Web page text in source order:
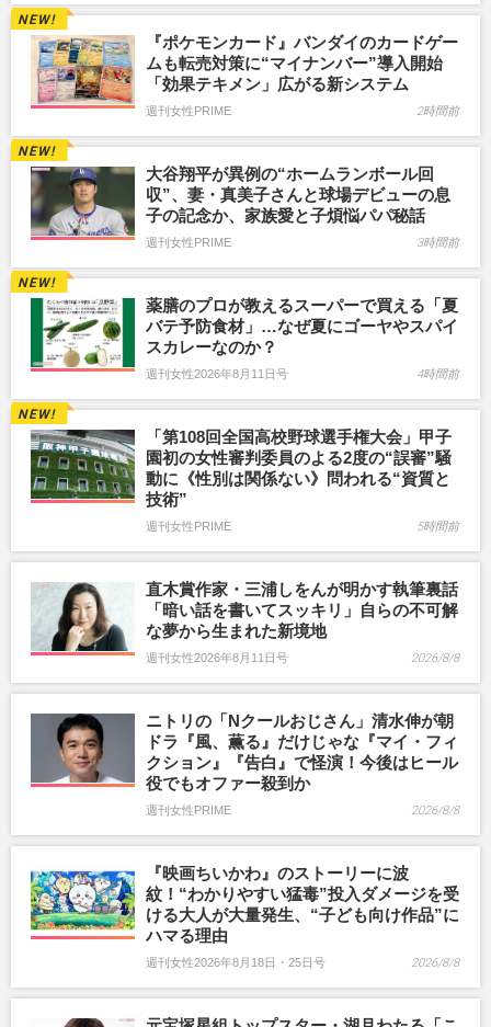
『ポケモンカード』バンダイのカードゲー
ムも転売対策に“マイナンバー”導入開始
「効果テキメン」広がる新システム
週刊女性PRIME 2時間前
大谷翔平が異例の“ホームランボール回
収”、妻・真美子さんと球場デビューの息
子の記念か、家族愛と子煩悩パパ秘話
週刊女性PRIME 3時間前
薬膳のプロが教えるスーパーで買える「夏
バテ予防食材」…なぜ夏にゴーヤやスパイ
スカレーなのか？
週刊女性2026年8月11日号 4時間前
「第108回全国高校野球選手権大会」甲子
園初の女性審判委員のよる2度の“誤審”騒
動に《性別は関係ない》問われる“資質と
技術”
週刊女性PRIME 5時間前
直木賞作家・三浦しをんが明かす執筆裏話
「暗い話を書いてスッキリ」自らの不可解
な夢から生まれた新境地
週刊女性2026年8月11日号 2026/8/8
ニトリの「Nクールおじさん」清水伸が朝
ドラ『風、薫る』だけじゃな『マイ・フィ
クション』『告白』で怪演！今後はヒール
役でもオファー殺到か
週刊女性PRIME 2026/8/8
『映画ちいかわ』のストーリーに波
紋！“わかりやすい猛毒”投入ダメージを受
ける大人が大量発生、“子ども向け作品”に
ハマる理由
週刊女性2026年8月18日・25日号 2026/8/8